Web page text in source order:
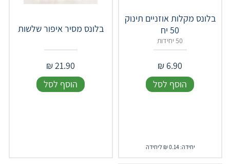
בלונס מקלות אוזניים תינוק
50 יח
50 יחידות
6.90
₪
הוסף לסל
יחידה: 0.14 ₪ ליחידה
בלונס מסיר איפור שלשות
21.90
₪
הוסף לסל